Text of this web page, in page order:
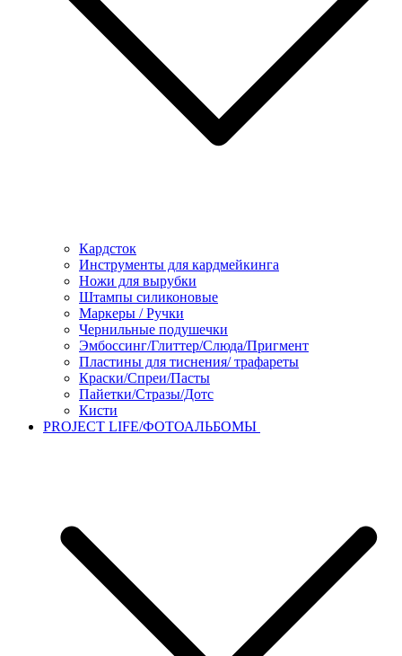
Кардсток
Инструменты для кардмейкинга
Ножи для вырубки
Штампы силиконовые
Маркеры / Ручки
Чернильные подушечки
Эмбоссинг/Глиттер/Слюда/Пригмент
Пластины для тиснения/ трафареты
Краски/Спреи/Пасты
Пайетки/Стразы/Дотс
Кисти
PROJECT LIFE/ФОТОАЛЬБОМЫ